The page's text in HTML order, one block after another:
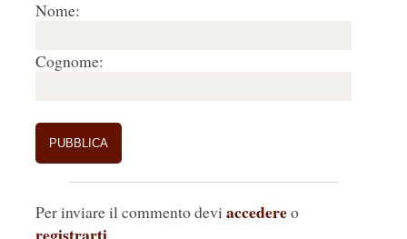
fermato nell’istante esatto in cui il disperato
scia fumosa rosa, un colore insolitamente
aspetto cromatico particolarmente significativo
è il contrasto tra il nero intenso della sagoma del
bambino e il rosa tenue della torcia fumogena.
amplifica la dimensione universale del soggetto:
un simbolo collettivo che rappresenta tutte le
Nome:
Cognome:
Per inviare il commento devi accedereo
.